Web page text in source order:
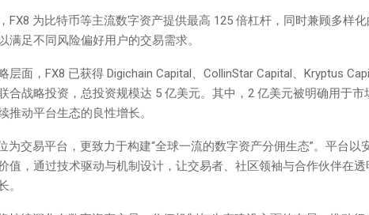
FX8 为比特币等主流数字资产提供最高 125 倍杠杆，同时兼顾多样
满足不同风险偏好用户的交易需求。
层面，FX8 已获得 Digichain Capital、CollinStar Capital、Kryptus
合战略投资，总投资规模达 5 亿美元。其中，2 亿美元被明确用于市
推动平台生态的良性增长。
为交易平台，更致力于构建“全球一流的数字资产分佣生态”。平台以
值，通过技术驱动与机制设计，让交易者、社区领袖与合作伙伴在
。